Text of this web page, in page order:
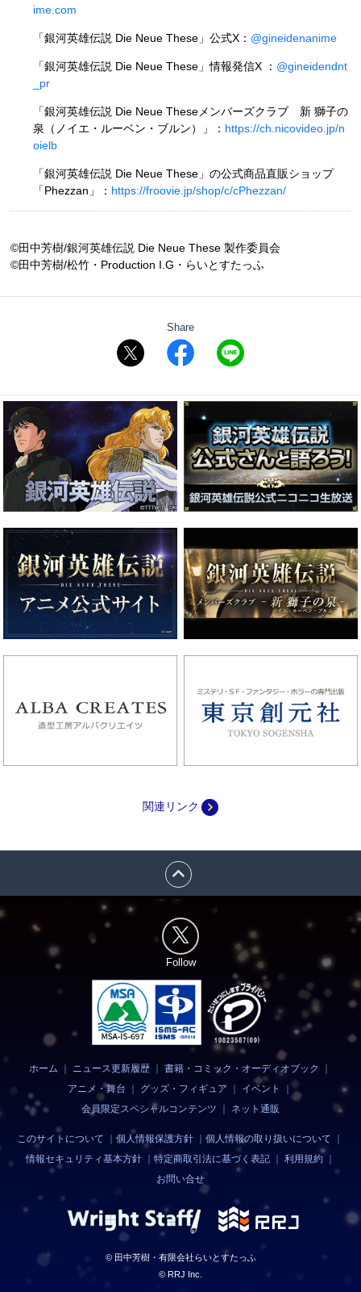
ime.com
「銀河英雄伝説 Die Neue These」公式X： @gineidenanime
「銀河英雄伝説 Die Neue These」情報発信X ： @gineidendnt
_pr
「銀河英雄伝説 Die Neue Theseメンバーズクラブ 新 獅子の
泉（ノイエ・ルーベン・ブルン）」： https://ch.nicovideo.jp/n
oielb
「銀河英雄伝説 Die Neue These」の公式商品直販ショップ
「Phezzan」： https://froovie.jp/shop/c/cPhezzan/
©田中芳樹/銀河英雄伝説 Die Neue These 製作委員会
©田中芳樹/松竹・Production I.G・らいとすたっふ
Share
関連リンク navigate_next
expand_less
Follow
ホーム ニュース更新履歴 ｜書籍・コミック・オーディオブック
アニメ・舞台
グッズ・フィギュア イベント
｜
会員限定スペシャルコンテンツ
ネット通販
このサイトについて ｜個人情報保護方針 ｜個人情報の取り扱いについて
｜
情報セキュリティ基本方針｜ 特定商取引法に基づく表記｜ 利用規約｜
お問い合せ
© 田中芳樹・有限会社らいとすたっふ
© RRJ Inc.